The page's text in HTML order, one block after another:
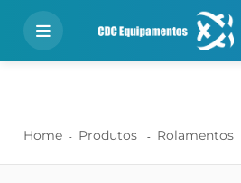
Home Produtos Rolamentos